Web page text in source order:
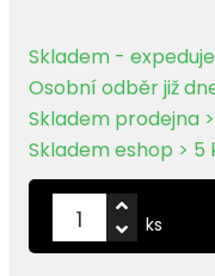
Skladem -
Osobní odběr již
Skladem prodejna
Skladem eshop > 5
ks